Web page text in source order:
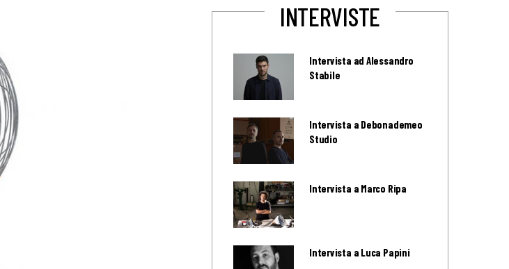
INTERVISTE
Intervista ad Alessandro
Stabile
Intervista a Debonademeo
Studio
Intervista a Marco Ripa
Intervista a Luca Papini